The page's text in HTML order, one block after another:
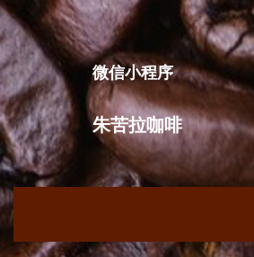
跳
至
内
容
微信小程序
朱苦拉咖啡